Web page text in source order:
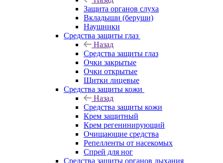
Защита органов слуха
Вкладыши (беруши)
Наушники
Средства защиты глаз
Назад
Средства защиты глаз
Очки закрытые
Очки открытые
Щитки лицевые
Средства защиты кожи
Назад
Средства защиты кожи
Крем защитный
Крем регенинирующий
Очищающие средства
Репелленты от насекомых
Спрей для ног
Средства защиты органов дыхания